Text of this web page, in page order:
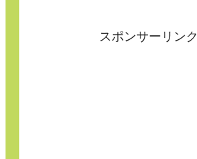
スポンサーリンク